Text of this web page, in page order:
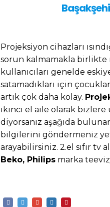
Projeksiyon cihazları
sorun kalmamakla birlikte
kullanıcıları genelde
satamadıkları için
artık çok daha kolay.
ikinci el aile olarak bizlere
diyorsanız aşağıda
bilgilerini göndermeniz
arayabilirsiniz. 2.el sıfır tv
Beko, Philips marka